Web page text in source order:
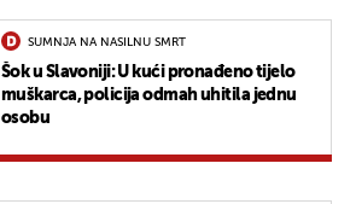
SUMNJA NA NASILNU SMRT
Šok u Slavoniji: U kući pronađeno tijelo
muškarca, policija odmah uhitila jednu
osobu